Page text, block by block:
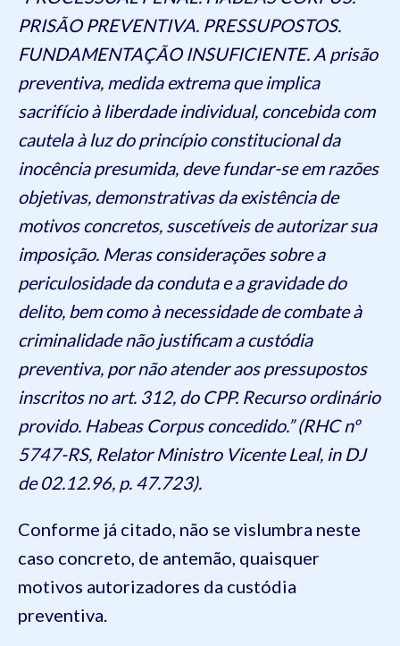
PRISÃO PREVENTIVA. PRESSUPOSTOS.
FUNDAMENTAÇÃO INSUFICIENTE. A prisão
preventiva, medida extrema que implica
sacrifício à liberdade individual, concebida com
cautela à luz do princípio constitucional da
inocência presumida, deve fundar-se em razões
objetivas, demonstrativas da existência de
motivos concretos, suscetíveis de autorizar sua
imposição. Meras considerações sobre a
periculosidade da conduta e a gravidade do
delito, bem como à necessidade de combate à
criminalidade não justificam a custódia
preventiva, por não atender aos pressupostos
inscritos no art. 312, do CPP. Recurso ordinário
provido. Habeas Corpus concedido.” (RHC nº
5747-RS, Relator Ministro Vicente Leal, in DJ
de 02.12.96, p. 47.723).
Conforme já citado, não se vislumbra neste
caso concreto, de antemão, quaisquer
motivos autorizadores da custódia
preventiva.